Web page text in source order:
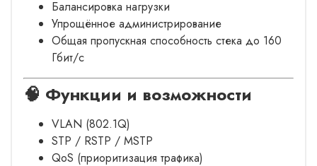
Балансировка нагрузки
Упрощённое администрирование
Общая пропускная способность стека до 160
Гбит/с
🧠 Функции и возможности
VLAN (802.1Q)
STP / RSTP / MSTP
QoS (приоритизация трафика)